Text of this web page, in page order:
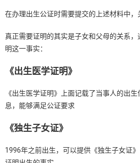
在办理出生公证时需要提交的上述材料中，
真正需要证明的其实是子女和父母的关系
明这一事实：
《出生医学证明》
《出生医学证明》上面记载了当事人的出
息，能够满足公证要求
《独生子女证》
1996年之前出生，可以提供《独生子女证